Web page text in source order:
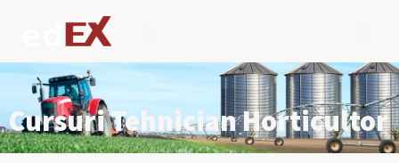
Cursuri Tehnician Horticultor